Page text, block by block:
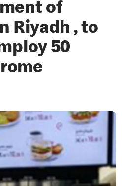
of
Riyadh , to
50